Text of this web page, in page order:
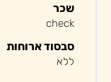
שכר
check
סבסוד ארוחות
ללא